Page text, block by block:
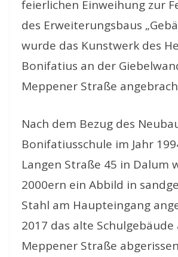
feierlichen Einweihung zur
des Erweiterungsbaus
wurde das Kunstwerk des
Bonifatius an der
Meppener Straße
Nach dem Bezug des
Bonifatiusschule im Jahr
Langen Straße 45 in Dalum
2000ern ein Abbild in
Stahl am Haupteingang
2017 das alte
Meppener Straße